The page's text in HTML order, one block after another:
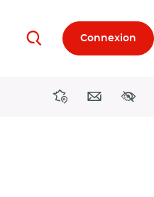
RechercherConnexion
DirectionsContact